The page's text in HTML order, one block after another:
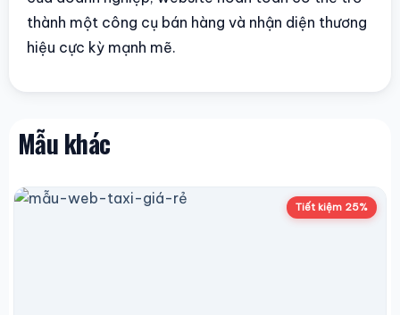
thành một công cụ bán hàng và nhận diện thương
hiệu cực kỳ mạnh mẽ.
Mẫu khác
Tiết kiệm 25%